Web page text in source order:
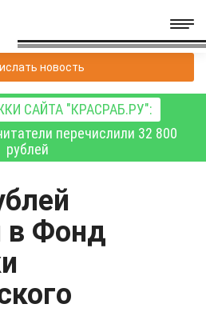
новость
САЙТА "КРАСРАБ.РУ":
перечислили 32 800
рублей
в Фонд